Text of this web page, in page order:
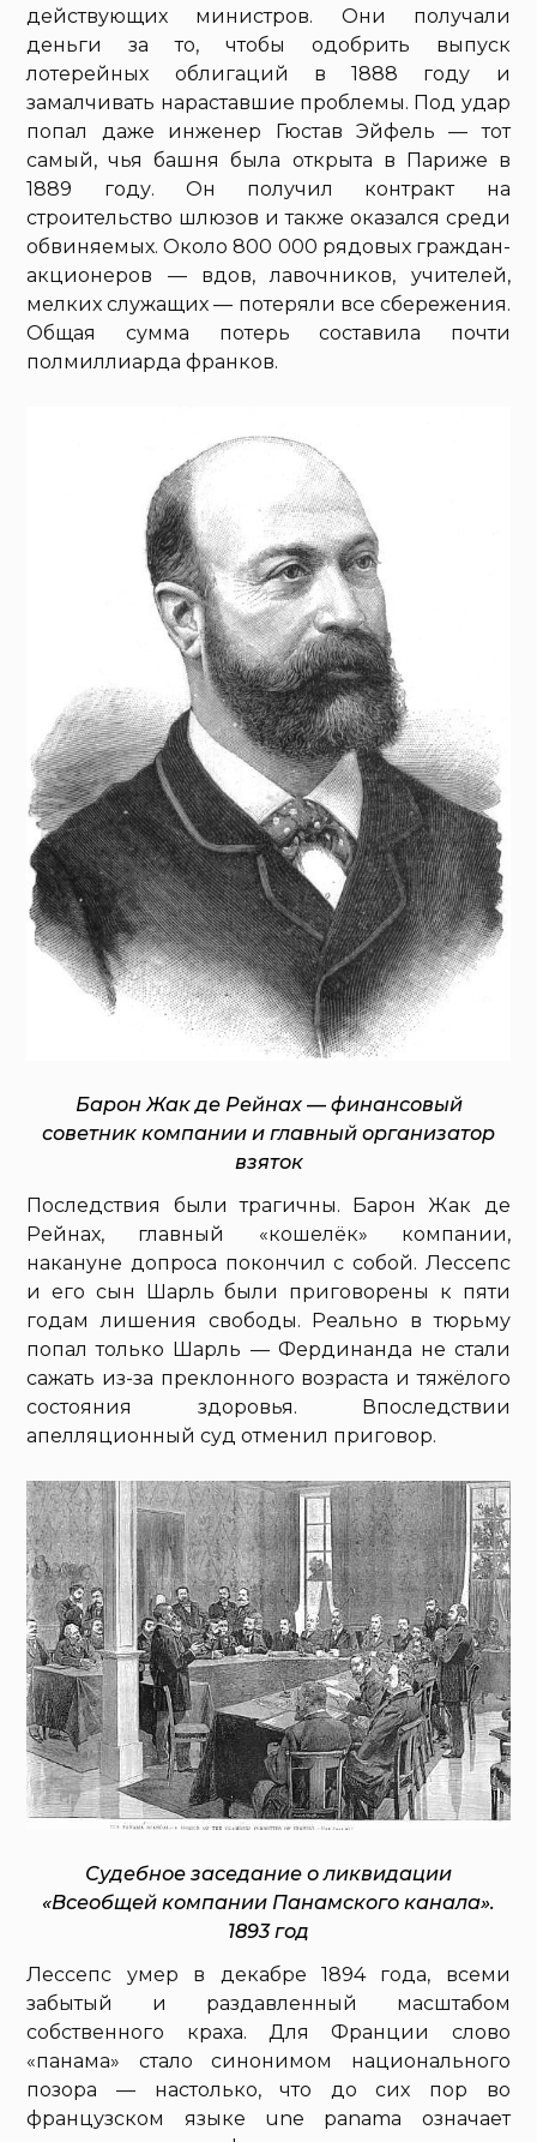
действующих министров. Они получали
деньги за то, чтобы одобрить выпуск
лотерейных облигаций в 1888 году и
замалчивать нараставшие проблемы. Под удар
попал даже инженер Гюстав Эйфель — тот
самый, чья башня была открыта в Париже в
1889 году. Он получил контракт на
строительство шлюзов и также оказался среди
обвиняемых. Около 800 000 рядовых граждан-
акционеров — вдов, лавочников, учителей,
мелких служащих — потеряли все сбережения.
Общая сумма потерь составила почти
полмиллиарда франков.
Барон Жак де Рейнах — финансовый
советник компании и главный организатор
взяток
Последствия были трагичны. Барон Жак де
Рейнах, главный «кошелёк» компании,
накануне допроса покончил с собой. Лессепс
и его сын Шарль были приговорены к пяти
годам лишения свободы. Реально в тюрьму
попал только Шарль — Фердинанда не стали
сажать из-за преклонного возраста и тяжёлого
состояния здоровья. Впоследствии
апелляционный суд отменил приговор.
Судебное заседание о ликвидации
«Всеобщей компании Панамского канала».
1893 год
Лессепс умер в декабре 1894 года, всеми
забытый и раздавленный масштабом
собственного краха. Для Франции слово
«панама» стало синонимом национального
позора — настолько, что до сих пор во
французском языке une panama означает